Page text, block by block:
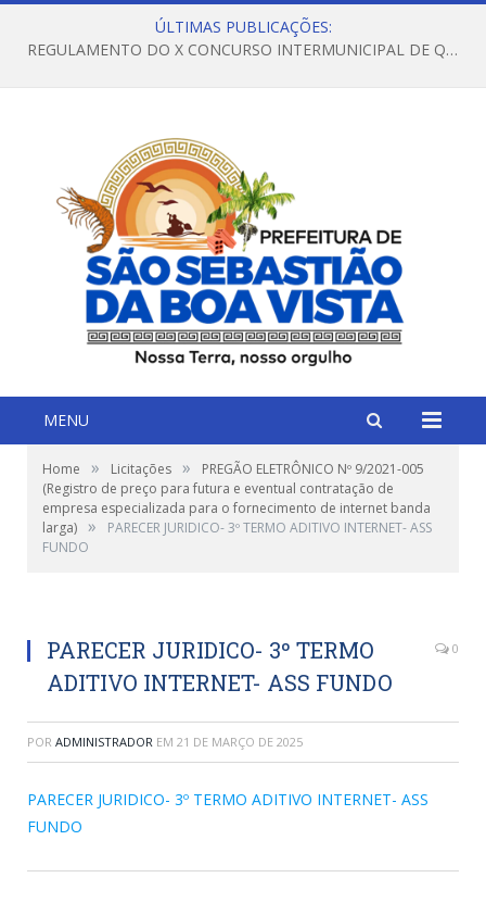
ÚLTIMAS PUBLICAÇÕES:
REGULAMENTO DO X CONCURSO INTERMUNICIPAL DE QUADRILHAS JUNINAS – 2026 – ARRAIÁ DA VENEZA
MENU
Home » Licitações »
PREGÃO ELETRÔNICO Nº 9/2021-005
(Registro de preço para futura e eventual contratação de
empresa especializada para o fornecimento de internet banda
larga) »
PARECER JURIDICO- 3º TERMO ADITIVO INTERNET- ASS
FUNDO
PARECER JURIDICO- 3º TERMO
ADITIVO INTERNET- ASS FUNDO
0
POR ADMINISTRADOR EM 21 DE MARÇO DE 2025
PARECER JURIDICO- 3º TERMO ADITIVO INTERNET- ASS
FUNDO